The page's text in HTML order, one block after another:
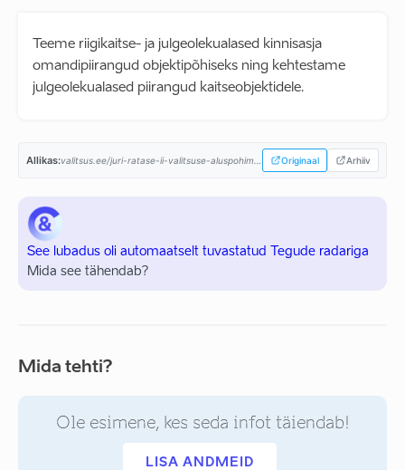
Teeme riigikaitse- ja julgeolekualased kinnisasja
omandipiirangud objektipõhiseks ning kehtestame
julgeolekualased piirangud kaitseobjektidele.
Allikas: Originaal Arhiiv
See lubadus oli automaatselt tuvastatud Tegude radariga
Mida see tähendab?
Mida tehti?
Ole esimene, kes seda infot täiendab!
LISA ANDMEID